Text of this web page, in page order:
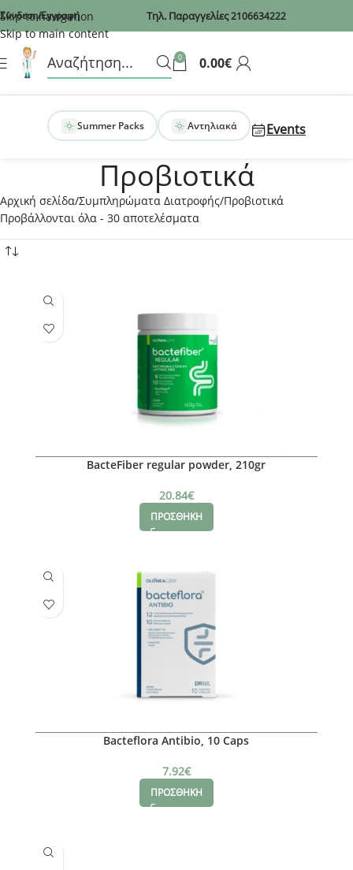
Recaptcha
Skip to navigation
Skip to main content
Σύνδεση/Εγγραφή Τηλ. Παραγγελίες2106634222
0 0.00€
Summer Packs Αντηλιακά Events
Προβιοτικά
Αρχική σελίδα Συμπληρώματα Διατροφής Προβιοτικά
Προβάλλονται όλα - 30 αποτελέσματα
BacteFiber regular powder, 210gr
20.84€
ΠΡΟΣΘΗΚΗ
Bacteflora Antibio, 10 Caps
7.92€
ΠΡΟΣΘΗΚΗ